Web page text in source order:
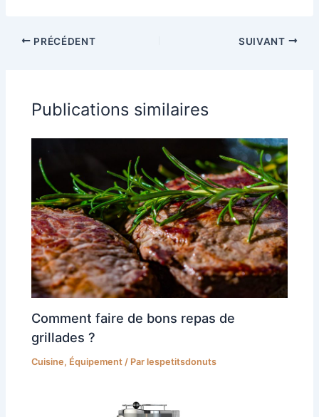
PRÉCÉDENT SUIVANT
Publications similaires
Comment faire de bons repas de
grillades ?
Cuisine, Équipement / Par lespetitsdonuts